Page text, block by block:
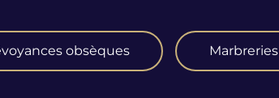
obsèques Marbreries